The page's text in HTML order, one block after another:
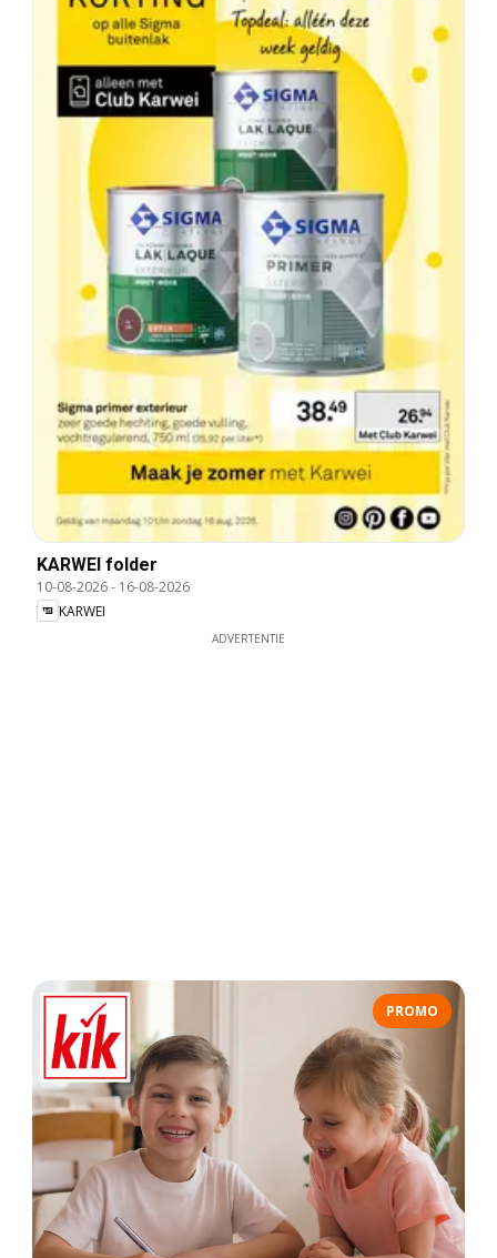
KARWEI folder
10-08-2026- 16-08-2026
KARWEI
ADVERTENTIE
PROMO